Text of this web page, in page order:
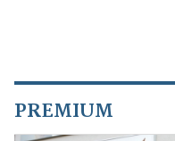
PREMIUM